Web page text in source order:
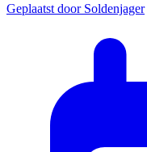
Geplaatst door Soldenjager